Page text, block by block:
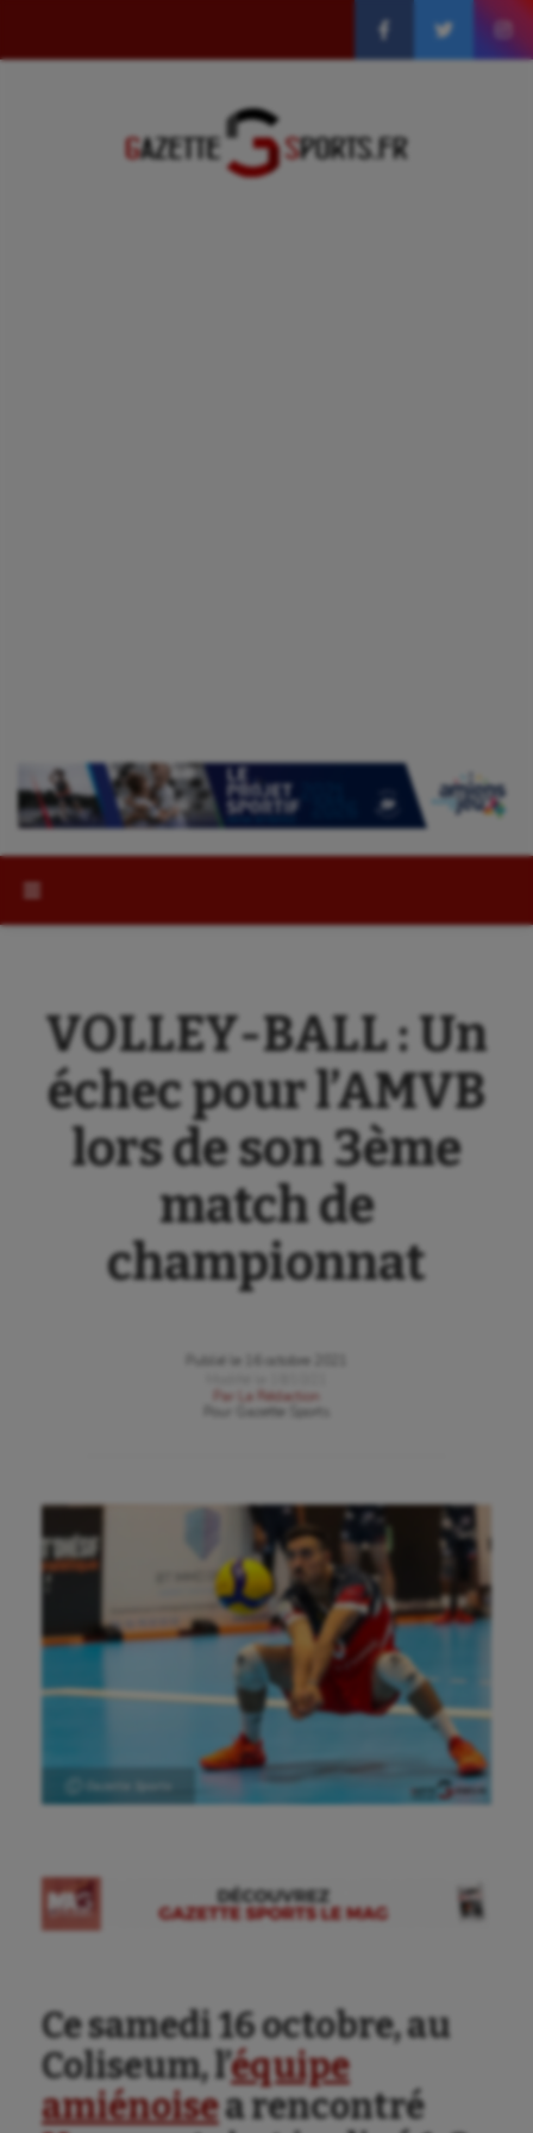
Athlétisme
Aviron
Balle à la main
Ballon au poing
VOLLEY-BALL : Un
échec pour l’AMVB
lors de son 3ème
match de
championnat
Publié le
16 octobre 2021
Par
La Rédaction
Gazette Sports
Ce samedi 16 octobre, au
Coliseum, l’équipe
amiénoisea rencontré